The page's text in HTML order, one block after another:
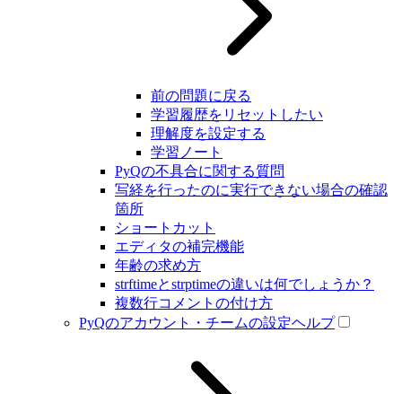
前の問題に戻る
学習履歴をリセットしたい
理解度を設定する
学習ノート
PyQの不具合に関する質問
写経を行ったのに実行できない場合の確認
箇所
ショートカット
エディタの補完機能
年齢の求め方
strftimeとstrptimeの違いは何でしょうか？
複数行コメントの付け方
PyQのアカウント・チームの設定ヘルプ